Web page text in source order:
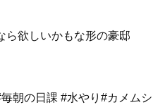
ら欲しいかもな形の豪邸
朝の日課 #水やり#カメムシ